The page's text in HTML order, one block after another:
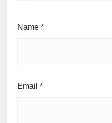
Name *
Email *